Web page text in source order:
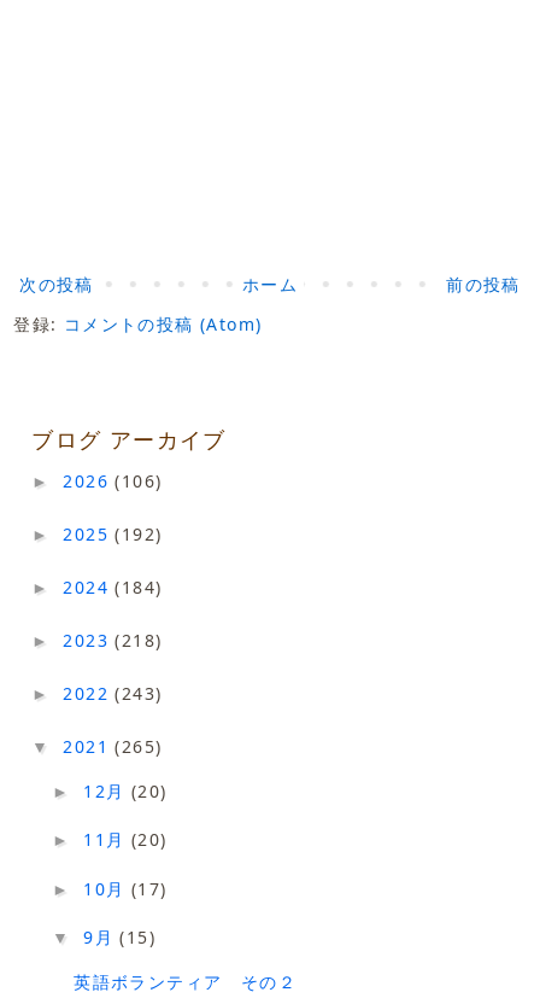
次の投稿 前の投稿
ホーム
登録: コメントの投稿 (Atom)
ブログ アーカイブ
► 2026(106)
► 2025(192)
► 2024(184)
► 2023(218)
► 2022(243)
▼ 2021(265)
► 12月 (20)
► 11月 (20)
► 10月 (17)
▼9月(15)
英語ボランティア その２